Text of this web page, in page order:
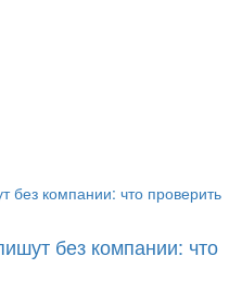
без компании: что